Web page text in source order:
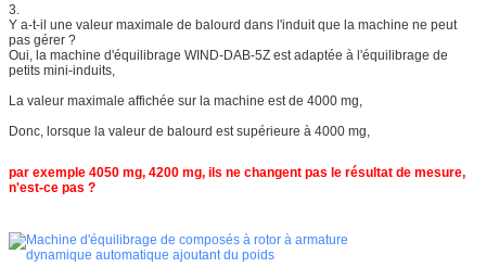
3.
Y a-t-il une valeur maximale de balourd dans l'induit que la machine ne peut
pas gérer ?
Oui, la machine d'équilibrage WIND-DAB-5Z est adaptée à l'équilibrage de
petits mini-induits,
La valeur maximale affichée sur la machine est de 4000 mg,
Donc, lorsque la valeur de balourd est supérieure à 4000 mg,
par exemple 4050 mg, 4200 mg, ils ne changent pas le résultat de mesure,
n'est-ce pas ?